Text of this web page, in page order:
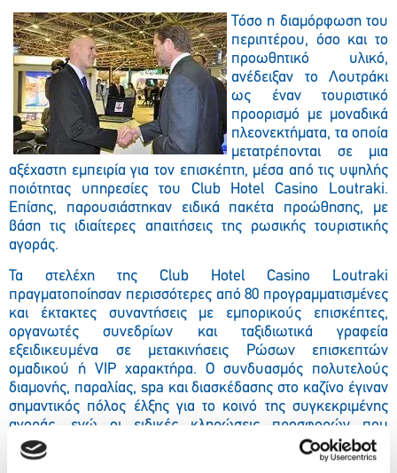
Τόσο η διαμόρφωση του
περιπτέρου, όσο και το
προωθητικό υλικό,
ανέδειξαν το Λουτράκι
ως έναν τουριστικό
προορισμό με μοναδικά
πλεονεκτήματα, τα οποία
μετατρέπονται σε μια
αξέχαστη εμπειρία για τον επισκέπτη, μέσα από τις υψηλής
ποιότητας υπηρεσίες του Club Hotel Casino Loutraki.
Επίσης, παρουσιάστηκαν ειδικά πακέτα προώθησης, με
βάση τις ιδιαίτερες απαιτήσεις της ρωσικής τουριστικής
αγοράς.
Τα στελέχη της Club Hotel Casino Loutraki
πραγματοποίησαν περισσότερες από 80 προγραμματισμένες
και έκτακτες συναντήσεις με εμπορικούς επισκέπτες,
οργανωτές συνεδρίων και ταξιδιωτικά γραφεία
εξειδικευμένα σε μετακινήσεις Ρώσων επισκεπτών
ομαδικού ή VIP χαρακτήρα. Ο συνδυασμός πολυτελούς
διαμονής, παραλίας, spa και διασκέδασης στο καζίνο έγιναν
σημαντικός πόλος έλξης για το κοινό της συγκεκριμένης
αγοράς, ενώ οι ειδικές κληρώσεις προσφορών που
πραγματοποιήθηκαν κατά την διάρκεια της έκθεσης
συγκέντρωσαν το ενδιαφέρον συνολικά 250 στελεχών